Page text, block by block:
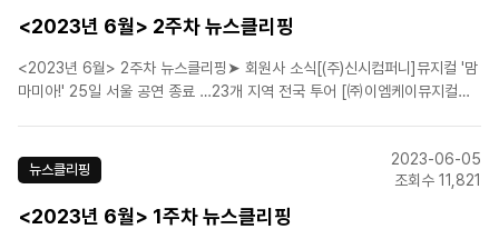
<2023년 6월> 2주차 뉴스클리핑
<2023년 6월> 2주차 뉴스클리핑➤ 회원사 소식[(주)신시컴퍼니]뮤지컬 '맘
마미아!' 25일 서울 공연 종료 …23개 지역 전국 투어 [㈜이엠케이뮤지컬컴
지컬 '오페라의 유령', ..
뉴스클리핑
2023-06-05
조회수 11,821
<2023년 6월> 1주차 뉴스클리핑